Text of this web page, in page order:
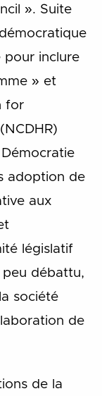
». Suite
pour inclure
» et
for
adoption de
aux
législatif
débattu,
société
de
de la